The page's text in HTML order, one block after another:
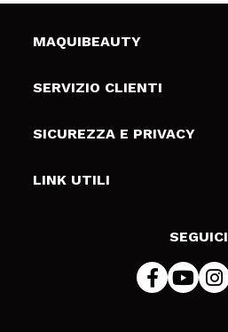
MAQUIBEAUTY
Chi siamo
Gift Cards
SERVIZIO CLIENTI
Spedizioni & Resi
Metodi di pagamamento
SICUREZZA E PRIVACY
Termini e condizioni
LINK UTILI
SEGUICI